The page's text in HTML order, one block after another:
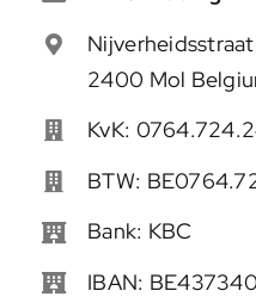
Nijverheidsstraat
2400 Mol
KvK:
BTW:
Bank: KBC
IBAN: